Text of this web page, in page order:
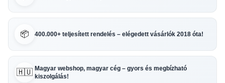
📦 400.000+ teljesített rendelés – elégedett vásárlók 2018 óta!
🇭🇺 Magyar webshop, magyar cég – gyors és megbízható
kiszolgálás!